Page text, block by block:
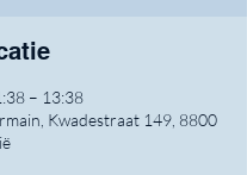
– 13:38
Kwadestraat 149, 8800